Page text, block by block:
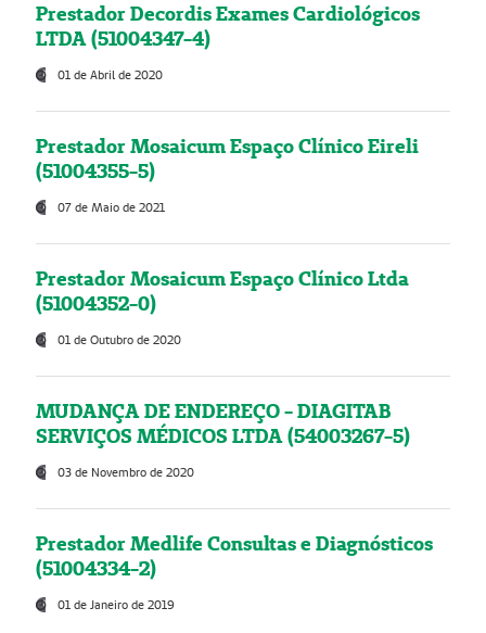
Prestador Decordis Exames Cardiológicos
LTDA (51004347-4)
01 de Abril de 2020
Prestador Mosaicum Espaço Clínico Eireli
(51004355-5)
07 de Maio de 2021
Prestador Mosaicum Espaço Clínico Ltda
(51004352-0)
01 de Outubro de 2020
MUDANÇA DE ENDEREÇO - DIAGITAB
SERVIÇOS MÉDICOS LTDA (54003267-5)
03 de Novembro de 2020
Prestador Medlife Consultas e Diagnósticos
(51004334-2)
01 de Janeiro de 2019